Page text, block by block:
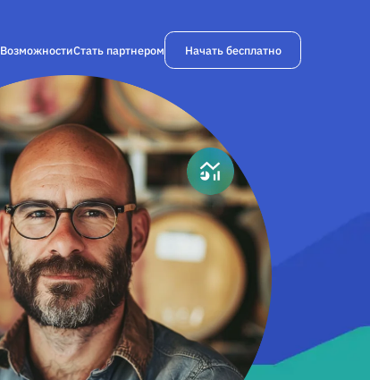
ВозможностиСтать партнером Начать бесплатно